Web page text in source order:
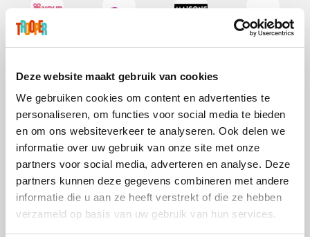
Deze website maakt gebruik van cookies
We gebruiken cookies om content en advertenties te
personaliseren, om functies voor social media te bieden
en om ons websiteverkeer te analyseren. Ook delen we
informatie over uw gebruik van onze site met onze
partners voor social media, adverteren en analyse. Deze
partners kunnen deze gegevens combineren met andere
informatie die u aan ze heeft verstrekt of die ze hebben
verzameld op basis van uw gebruik van hun services.
Weekendesk Sarenza Schiesser Interhome